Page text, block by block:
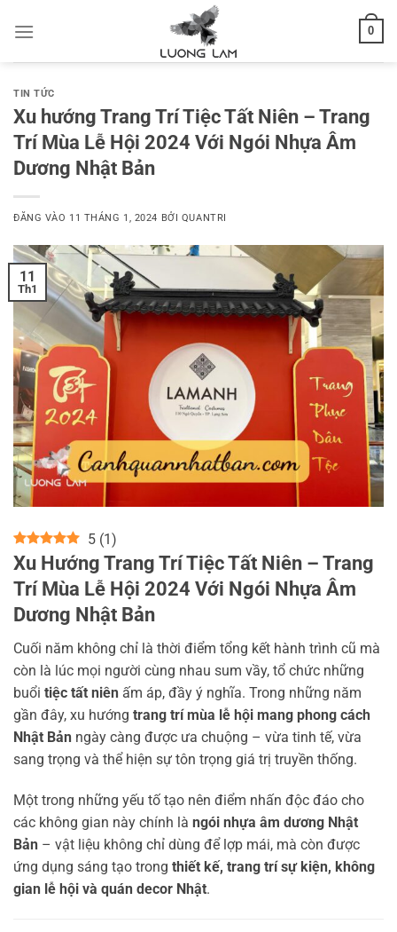
qua
0
TIN TỨC
Xu hướng Trang Trí Tiệc Tất Niên – Trang
Trí Mùa Lễ Hội 2024 Với Ngói Nhựa Âm
Dương Nhật Bản
ĐĂNG VÀO 11 THÁNG 1, 2024 BỞI QUANTRI
11
Th1
5 (1 )
Xu Hướng Trang Trí Tiệc Tất Niên – Trang
Trí Mùa Lễ Hội 2024 Với Ngói Nhựa Âm
Dương Nhật Bản
Cuối năm không chỉ là thời điểm tổng kết hành trình cũ mà
còn là lúc mọi người cùng nhau sum vầy, tổ chức những
buổi tiệc tất niên ấm áp, đầy ý nghĩa. Trong những năm
gần đây, xu hướng trang trí mùa lễ hội mang phong cách
Nhật Bản ngày càng được ưa chuộng – vừa tinh tế, vừa
sang trọng và thể hiện sự tôn trọng giá trị truyền thống.
Một trong những yếu tố tạo nên điểm nhấn độc đáo cho
các không gian này chính là ngói nhựa âm dương Nhật
Bản – vật liệu không chỉ dùng để lợp mái, mà còn được
ứng dụng sáng tạo trong thiết kế, trang trí sự kiện, không
gian lễ hội và quán decor Nhật.